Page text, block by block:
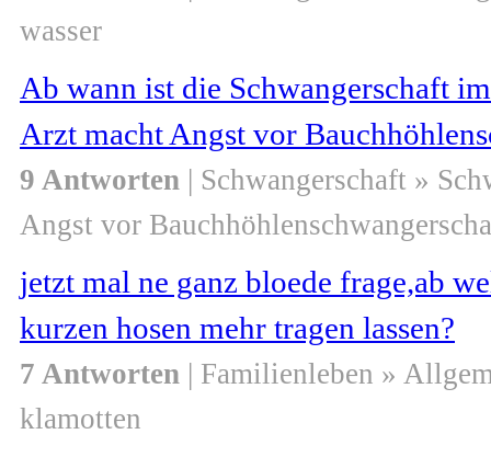
wasser
Ab wann ist die Schwangerschaft
Arzt macht Angst vor
9 Antworten | Schwangerschaft »
Angst vor
jetzt mal ne ganz bloede frage,ab
kurzen hosen mehr tragen lassen?
7 Antworten | Familienleben »
klamotten